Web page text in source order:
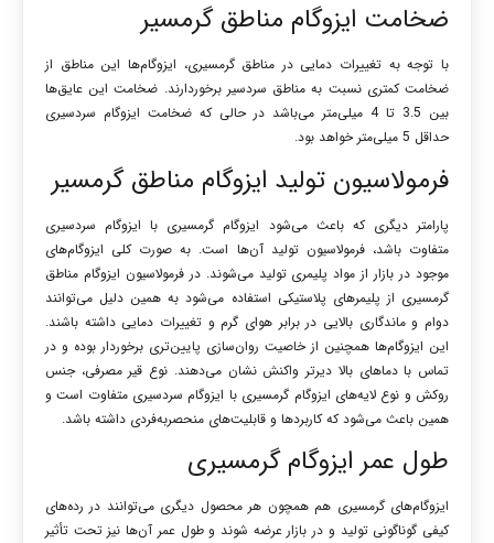
ضخامت ایزوگام مناطق گرمسیر
با توجه به تغییرات دمایی در مناطق گرمسیری، ایزوگام‌ها این مناطق از
ضخامت کمتری نسبت به مناطق سردسیر برخوردارند. ضخامت این عایق‌ها
بین 3.5 تا 4 میلی‌متر می‌باشد در حالی که ضخامت ایزوگام سردسیری
حداقل 5 میلی‌متر خواهد بود.
فرمولاسیون تولید ایزوگام مناطق گرمسیر
پارامتر دیگری که باعث می‌شود ایزوگام گرمسیری با ایزوگام سردسیری
متفاوت باشد، فرمولاسیون تولید آن‌ها است. به صورت کلی ایزوگام‌های
موجود در بازار از مواد پلیمری تولید می‌شوند. در فرمولاسیون ایزوگام مناطق
گرمسیری از پلیمرهای پلاستیکی استفاده می‌شود به همین دلیل می‌توانند
دوام و ماندگاری بالایی در برابر هوای گرم و تغییرات دمایی داشته باشند.
این ایزوگام‌ها همچنین از خاصیت روان‌سازی پایین‌تری برخوردار بوده و در
تماس با دماهای بالا دیرتر واکنش نشان می‌دهند. نوع قیر مصرفی، جنس
روکش و نوع لایه‌های ایزوگام گرمسیری با ایزوگام سردسیری متفاوت است و
همین باعث می‌شود که کاربردها و قابلیت‌های منحصربه‌فردی داشته باشد.
طول عمر ایزوگام گرمسیری
ایزوگام‌‌های گرمسیری هم همچون هر محصول دیگری می‌توانند در رده‌های
کیفی گوناگونی تولید و در بازار عرضه ‌شوند و طول عمر آن‌ها نیز تحت تأثیر